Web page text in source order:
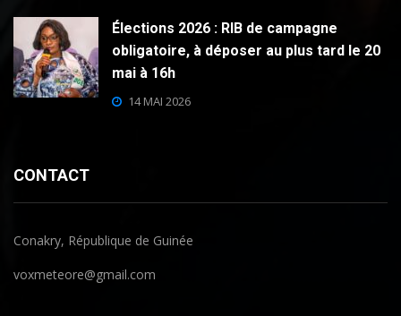
Élections 2026 : RIB de campagne
obligatoire, à déposer au plus tard le 20
mai à 16h
14 MAI 2026
CONTACT
Conakry, République de Guinée
voxmeteore@gmail.com